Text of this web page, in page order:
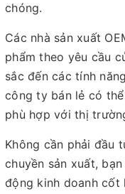
chóng.
Các nhà sản xuất
phẩm theo yêu cầu
sắc đến các tính
công ty bán lẻ có
phù hợp với thị
Không cần phải đầu
chuyền sản xuất,
động kinh doanh cốt